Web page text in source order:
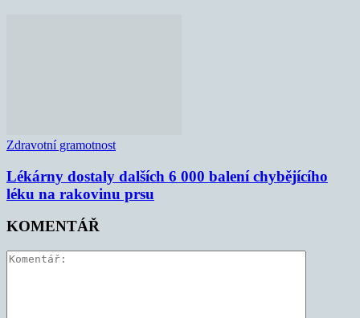
Zdravotní gramotnost
Lékárny dostaly dalších 6 000 balení chybějícího
léku na rakovinu prsu
KOMENTÁŘ